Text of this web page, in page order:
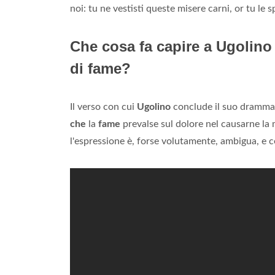
noi: tu ne vestisti queste misere carni, or tu le
Che cosa fa capire a
di fame?
Il verso con cui Ugolino conclude il suo
che la fame prevalse sul dolore nel causarne la
l'espressione è, forse volutamente, ambigua, e